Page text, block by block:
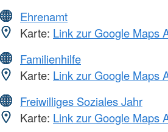
Ehrenamt
Karte: Link zur Google Maps
Familienhilfe
Karte: Link zur Google Maps
Freiwilliges Soziales Jahr
Karte: Link zur Google Maps